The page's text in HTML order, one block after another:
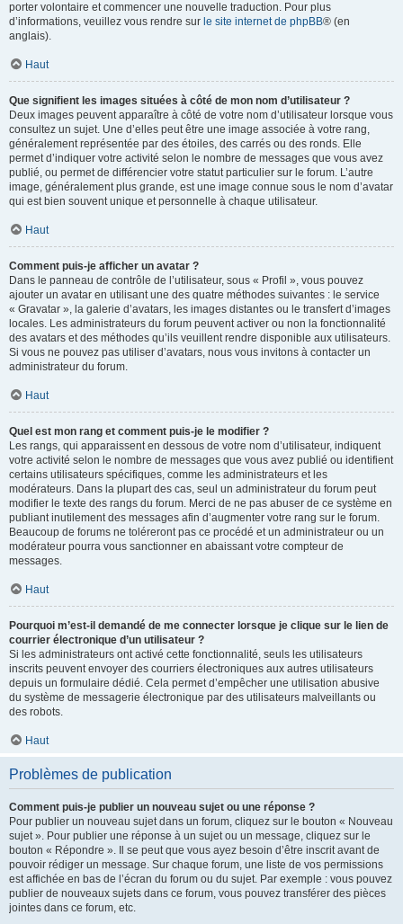
porter volontaire et commencer une nouvelle traduction. Pour plus
d’informations, veuillez vous rendre sur le site internet de phpBB® (en
anglais).
Haut
Que signifient les images situées à côté de mon nom d’utilisateur ?
Deux images peuvent apparaître à côté de votre nom d’utilisateur lorsque vous
consultez un sujet. Une d’elles peut être une image associée à votre rang,
généralement représentée par des étoiles, des carrés ou des ronds. Elle
permet d’indiquer votre activité selon le nombre de messages que vous avez
publié, ou permet de différencier votre statut particulier sur le forum. L’autre
image, généralement plus grande, est une image connue sous le nom d’avatar
qui est bien souvent unique et personnelle à chaque utilisateur.
Haut
Comment puis-je afficher un avatar ?
Dans le panneau de contrôle de l’utilisateur, sous « Profil », vous pouvez
ajouter un avatar en utilisant une des quatre méthodes suivantes : le service
« Gravatar », la galerie d’avatars, les images distantes ou le transfert d’images
locales. Les administrateurs du forum peuvent activer ou non la fonctionnalité
des avatars et des méthodes qu’ils veuillent rendre disponible aux utilisateurs.
Si vous ne pouvez pas utiliser d’avatars, nous vous invitons à contacter un
administrateur du forum.
Haut
Quel est mon rang et comment puis-je le modifier ?
Les rangs, qui apparaissent en dessous de votre nom d’utilisateur, indiquent
votre activité selon le nombre de messages que vous avez publié ou identifient
certains utilisateurs spécifiques, comme les administrateurs et les
modérateurs. Dans la plupart des cas, seul un administrateur du forum peut
modifier le texte des rangs du forum. Merci de ne pas abuser de ce système en
publiant inutilement des messages afin d’augmenter votre rang sur le forum.
Beaucoup de forums ne toléreront pas ce procédé et un administrateur ou un
modérateur pourra vous sanctionner en abaissant votre compteur de
messages.
Haut
Pourquoi m’est-il demandé de me connecter lorsque je clique sur le lien de
courrier électronique d’un utilisateur ?
Si les administrateurs ont activé cette fonctionnalité, seuls les utilisateurs
inscrits peuvent envoyer des courriers électroniques aux autres utilisateurs
depuis un formulaire dédié. Cela permet d’empêcher une utilisation abusive
du système de messagerie électronique par des utilisateurs malveillants ou
des robots.
Haut
Problèmes de publication
Comment puis-je publier un nouveau sujet ou une réponse ?
Pour publier un nouveau sujet dans un forum, cliquez sur le bouton « Nouveau
sujet ». Pour publier une réponse à un sujet ou un message, cliquez sur le
bouton « Répondre ». Il se peut que vous ayez besoin d’être inscrit avant de
pouvoir rédiger un message. Sur chaque forum, une liste de vos permissions
est affichée en bas de l’écran du forum ou du sujet. Par exemple : vous pouvez
publier de nouveaux sujets dans ce forum, vous pouvez transférer des pièces
jointes dans ce forum, etc.